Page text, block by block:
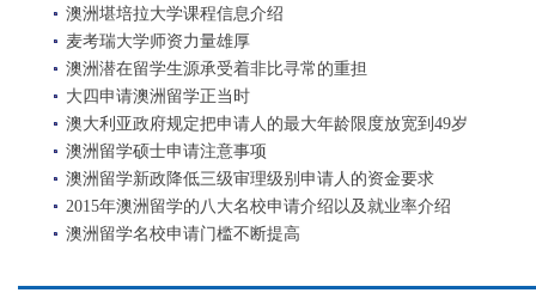
澳洲堪培拉大学课程信息介绍
麦考瑞大学师资力量雄厚
澳洲潜在留学生源承受着非比寻常的重担
大四申请澳洲留学正当时
澳大利亚政府规定把申请人的最大年龄限度放宽到49岁
澳洲留学硕士申请注意事项
澳洲留学新政降低三级审理级别申请人的资金要求
2015年澳洲留学的八大名校申请介绍以及就业率介绍
澳洲留学名校申请门槛不断提高